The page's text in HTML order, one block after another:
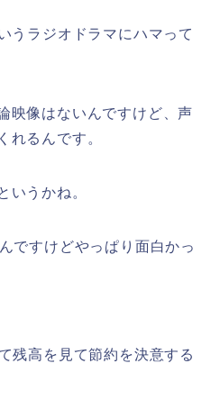
うラジオドラマにハマって
映像はないんですけど、声
れるんです。
いうかね。
ですけどやっぱり面白かっ
残高を見て節約を決意する